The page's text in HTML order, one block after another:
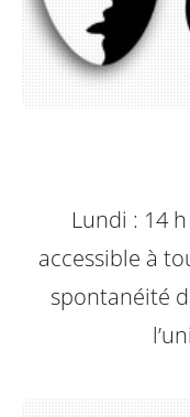
Lundi : 14
accessible à
spontanéité